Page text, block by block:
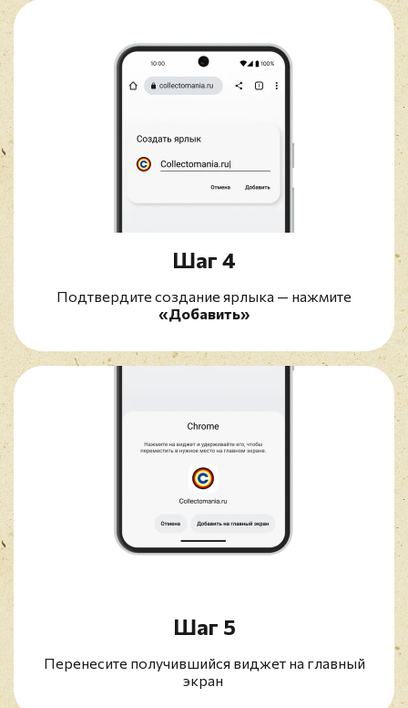
Шаг 4
Подтвердите создание ярлыка — нажмите
«Добавить»
Шаг 5
Перенесите получившийся виджет на главный
экран